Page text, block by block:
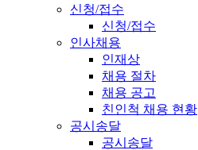
신청/접수
신청/접수
인사채용
인재상
채용 절차
채용 공고
친인척 채용 현황
공시송달
공시송달